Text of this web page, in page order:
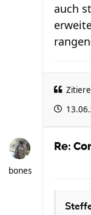
auch
bones
Re: